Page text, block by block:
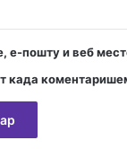
е-пошту и веб
када